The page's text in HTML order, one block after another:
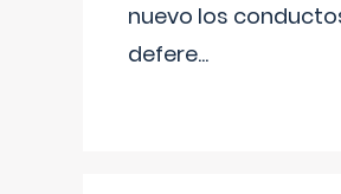
nuevo los
defere...